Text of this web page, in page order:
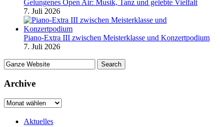
Gelungenes Open Air: Musik, Tanz und gelebte Vielfalt
7. Juli 2026
Piano-Extra III zwischen Meisterklasse und Konzertpodium
7. Juli 2026
Archive
Aktuelles